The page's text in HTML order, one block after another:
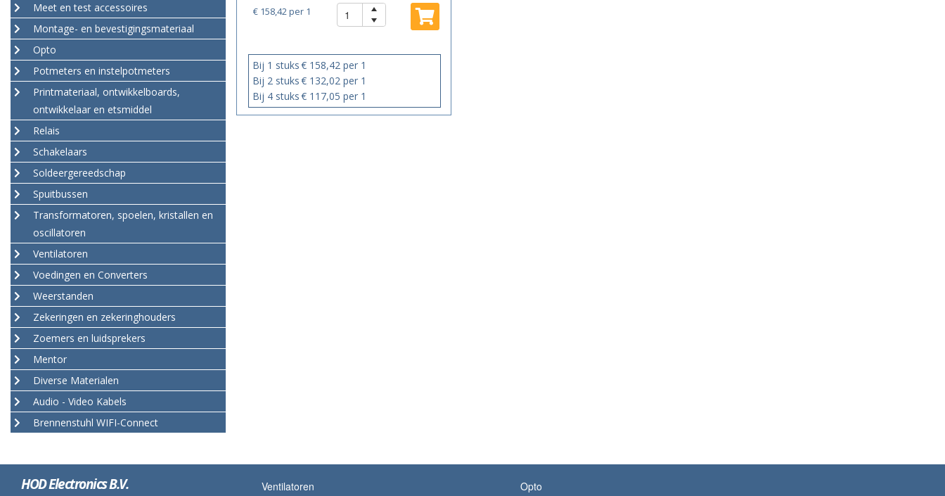
Meet en test accessoires
Montage- en bevestigingsmateriaal
Opto
Potmeters en instelpotmeters
Printmateriaal, ontwikkelboards,
ontwikkelaar en etsmiddel
Relais
Schakelaars
Soldeergereedschap
Spuitbussen
Transformatoren, spoelen, kristallen en
oscillatoren
Ventilatoren
Voedingen en Converters
Weerstanden
Zekeringen en zekeringhouders
Zoemers en luidsprekers
Mentor
Diverse Materialen
Audio - Video Kabels
Brennenstuhl WIFI-Connect
€ 158,42per 1
Bij 1 stuks€ 158,42 per 1
Bij 2 stuks€ 132,02 per 1
Bij 4 stuks€ 117,05 per 1
HOD Electronics B.V.
Ventilatoren
Opto